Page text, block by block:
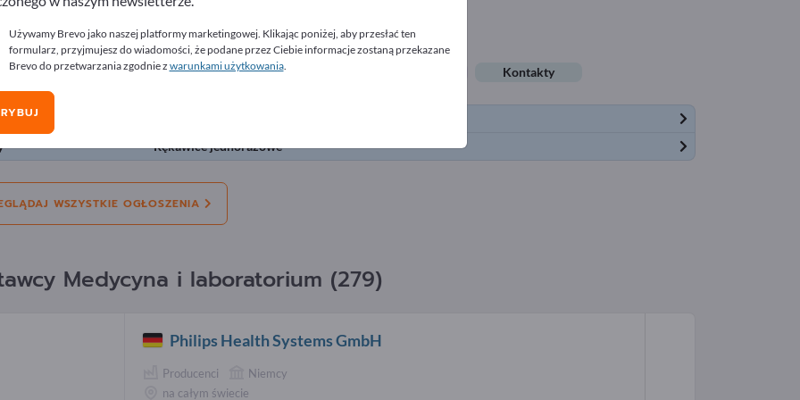
Oferty Potrzebujemy Używany Kontakty
Rękawice jednorazowe
WSZYSTKIE OGŁOSZENIA
Medycyna i laboratorium (279)
Philips Health Systems GmbH
Producenci
Niemcy
na całym świecie
Używamy Brevo jako naszej platformy marketingowej. Klikając poniżej, aby przesłać ten
formularz, przyjmujesz do wiadomości, że podane przez Ciebie informacje zostaną przekazane
Brevo do przetwarzania zgodnie z warunkami użytkowania.